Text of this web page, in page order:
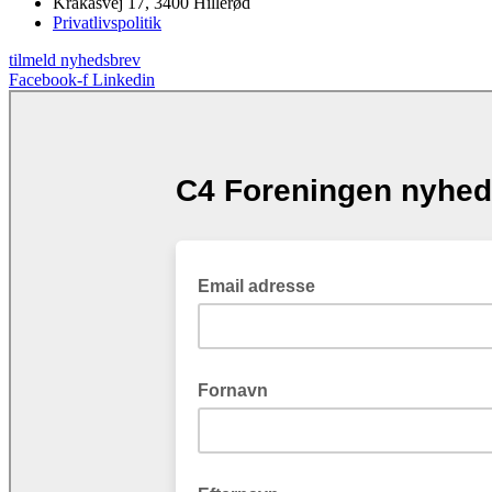
Privatlivspolitik
tilmeld nyhedsbrev
Facebook-f Linkedin